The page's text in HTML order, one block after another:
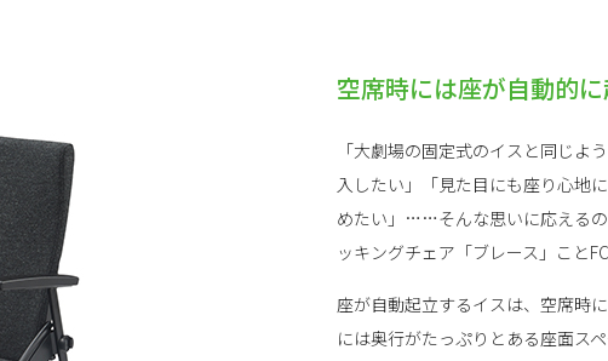
空席時には座が自動的
「大劇場の固定式のイスと同じよ
入したい」「見た目にも座り心地
めたい」……そんな思いに応える
ッキングチェア「ブレース」こと
座が自動起立するイスは、空席時
には奥行がたっぷりとある座面ス